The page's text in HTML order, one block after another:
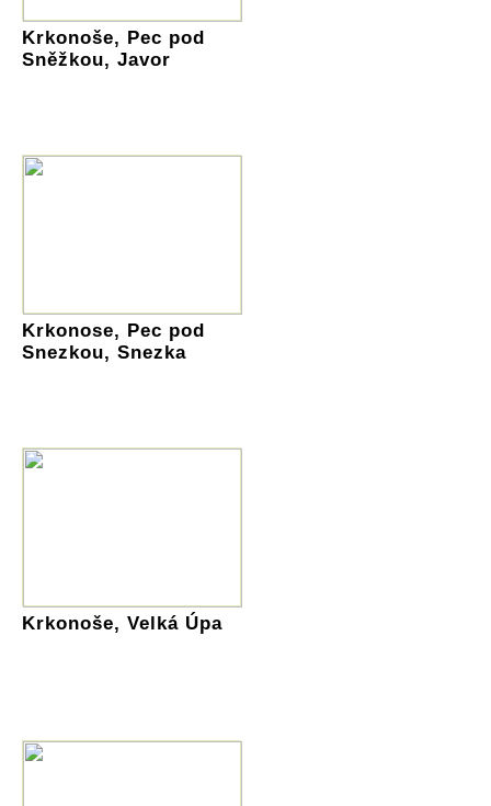
Krkonoše, Pec pod
Sněžkou, Javor
Krkonose, Pec pod
Snezkou, Snezka
Krkonoše, Velká Úpa